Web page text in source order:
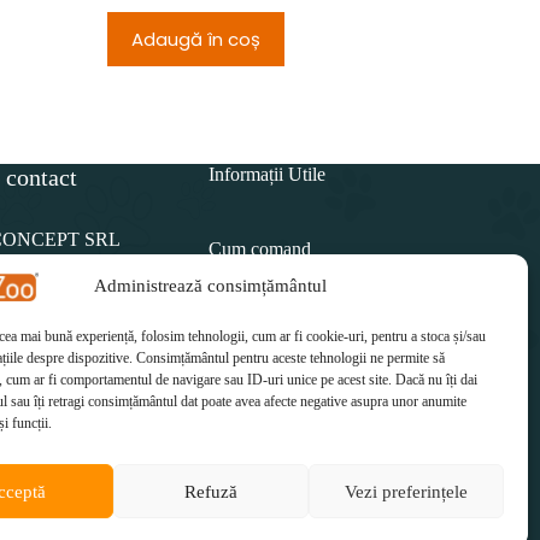
Administrează consimțământul
mai bună experiență, folosim tehnologii, cum ar fi cookie-uri, pentru a stoca și/sau
despre dispozitive. Consimțământul pentru aceste tehnologii ne permite să
cum ar fi comportamentul de navigare sau ID-uri unice pe acest site. Dacă nu îți dai
sau îți retragi consimțământul dat poate avea afecte negative asupra unor anumite
funcții.
Refuză Vezi preferințele
Adaugă în coș
SRL
812
Informații Utile
Cum comand
Politica de retur
Cum plătesc
Cum se livrează